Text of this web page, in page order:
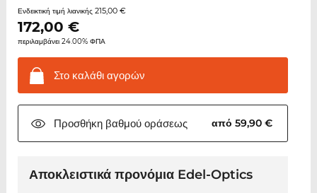
Ενδεικτική τιμή λιανικής 215,00 €
172,00 €
περιλαμβάνει 24.00% ΦΠΑ
Στο καλάθιαγορών
Προσθήκη βαθμούοράσεως από 59,90 €
Αποκλειστικά προνόμια Edel-Optics